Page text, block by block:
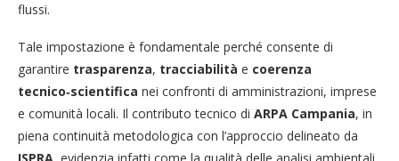
flussi.
Tale impostazione è fondamentale perché consente di
garantire trasparenza, tracciabilità e coerenza
tecnico‑scientifica nei confronti di amministrazioni, imprese
e comunità locali. Il contributo tecnico di ARPA Campania, in
piena continuità metodologica con l’approccio delineato da